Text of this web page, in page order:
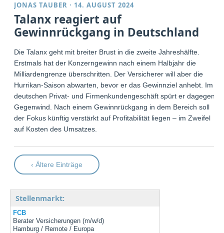
JONAS TAUBER · 14. AUGUST 2024
Talanx reagiert auf
Gewinnrückgang in Deutschland
Die Talanx geht mit breiter Brust in die zweite Jahreshälfte.
Erstmals hat der Konzerngewinn nach einem Halbjahr die
Milliardengrenze überschritten. Der Versicherer will aber die
Hurrikan-Saison abwarten, bevor er das Gewinnziel anhebt. Im
deutschen Privat- und Firmenkundengeschäft spürt er dagegen
Gegenwind. Nach einem Gewinnrückgang in dem Bereich soll
der Fokus künftig verstärkt auf Profitabilität liegen – im Zweifel
auf Kosten des Umsatzes.
‹ Ältere Einträge
Stellenmarkt:
FCB
Berater Versicherungen (m/w/d)
Hamburg / Remote / Europa